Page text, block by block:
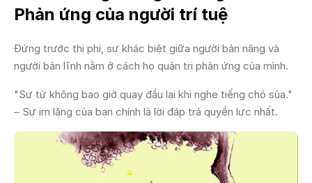
Phản ứng của người trí tuệ
Đứng trước thị phi, sự khác biệt giữa người bản năng và
người bản lĩnh nằm ở cách họ quản trị phản ứng của mình.
"Sư tử không bao giờ quay đầu lại khi nghe tiếng chó sủa."
– Sự im lặng của bạn chính là lời đáp trả quyền lực nhất.